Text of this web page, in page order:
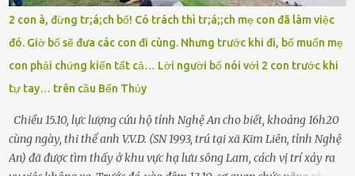
tôi chỉ có một lựa chọn duy nhất: chạy. Tôi quăng xe vào vệ đường,
rút tờ giấy báo dự thi nhét túi áo, đeo ba lô và chạy . Chạy miết.
Chạy không ngừng. Qua ngã...
2 con à, đừng tr;á;ch bố! Có trách thì tr;á;;ch mẹ con đã làm việc
đó. Giờ bố sẽ đưa các con đi cùng. Nhưng trước khi đi, bố muốn mẹ
con phải chứng kiến tất cả… Lời người bố nói với 2 con trước khi
tự tay… trên cầu Bến Thủy
Chiều 15.10, lực lượng cứu hộ tỉnh Nghệ An cho biết, khoảng 16h20
cùng ngày, thi thể anh V.V.D. (SN 1993, trú tại xã Kim Liên, tỉnh Nghệ
An) đã được tìm thấy ở khu vực hạ lưu sông Lam, cách vị trí xảy ra